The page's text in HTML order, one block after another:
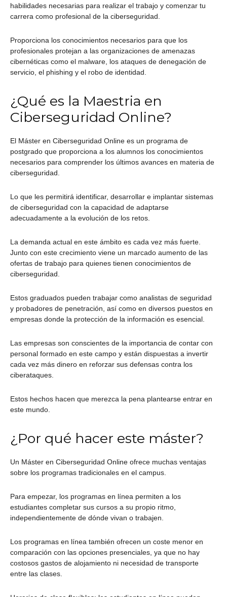
habilidades necesarias para realizar el trabajo y comenzar tu
carrera como profesional de la ciberseguridad.
Proporciona los conocimientos necesarios para que los
profesionales protejan a las organizaciones de amenazas
cibernéticas como el malware, los ataques de denegación de
servicio, el phishing y el robo de identidad.
¿Qué es la Maestria en
Ciberseguridad Online?
El Máster en Ciberseguridad Online es un programa de
postgrado que proporciona a los alumnos los conocimientos
necesarios para comprender los últimos avances en materia de
ciberseguridad.
Lo que les permitirá identificar, desarrollar e implantar sistemas
de ciberseguridad con la capacidad de adaptarse
adecuadamente a la evolución de los retos.
La demanda actual en este ámbito es cada vez más fuerte.
Junto con este crecimiento viene un marcado aumento de las
ofertas de trabajo para quienes tienen conocimientos de
ciberseguridad.
Estos graduados pueden trabajar como analistas de seguridad
y probadores de penetración, así como en diversos puestos en
empresas donde la protección de la información es esencial.
Las empresas son conscientes de la importancia de contar con
personal formado en este campo y están dispuestas a invertir
cada vez más dinero en reforzar sus defensas contra los
ciberataques.
Estos hechos hacen que merezca la pena plantearse entrar en
este mundo.
¿Por qué hacer este máster?
Un Máster en Ciberseguridad Online ofrece muchas ventajas
sobre los programas tradicionales en el campus.
Para empezar, los programas en línea permiten a los
estudiantes completar sus cursos a su propio ritmo,
independientemente de dónde vivan o trabajen.
Los programas en línea también ofrecen un coste menor en
comparación con las opciones presenciales, ya que no hay
costosos gastos de alojamiento ni necesidad de transporte
entre las clases.